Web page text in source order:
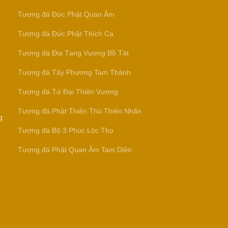
Tượng đá Đức Phật Quan Âm
Tượng đá Đức Phật Thích Ca
Tượng đá Địa Tạng Vương Bồ Tát
Tượng đá Tây Phương Tam Thánh
Tượng đá Tứ Đại Thiên Vương
Tượng đá Phật Thiên Thủ Thiên Nhãn
Tượng đá Bộ 3 Phúc Lộc Thọ
Tượng đá Phật Quan Âm Tam Diện